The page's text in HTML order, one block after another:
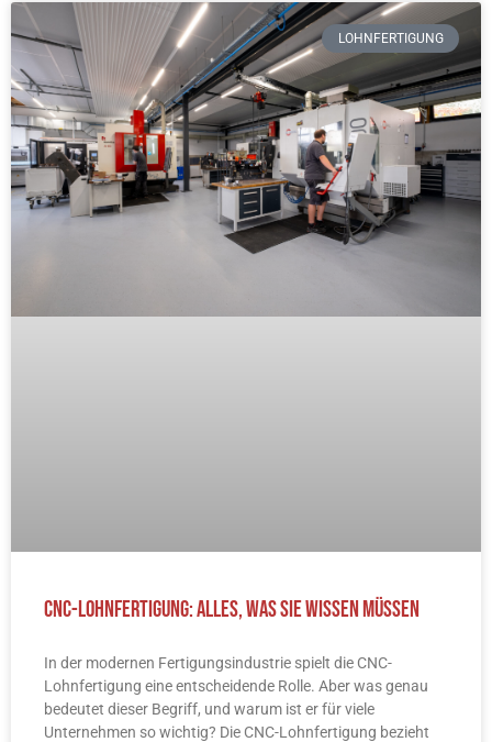
LOHNFERTIGUNG
CNC-Lohnfertigung: Alles, was Sie wissen müssen
In der modernen Fertigungsindustrie spielt die CNC-
Lohnfertigung eine entscheidende Rolle. Aber was genau
bedeutet dieser Begriff, und warum ist er für viele
Unternehmen so wichtig? Die CNC-Lohnfertigung bezieht